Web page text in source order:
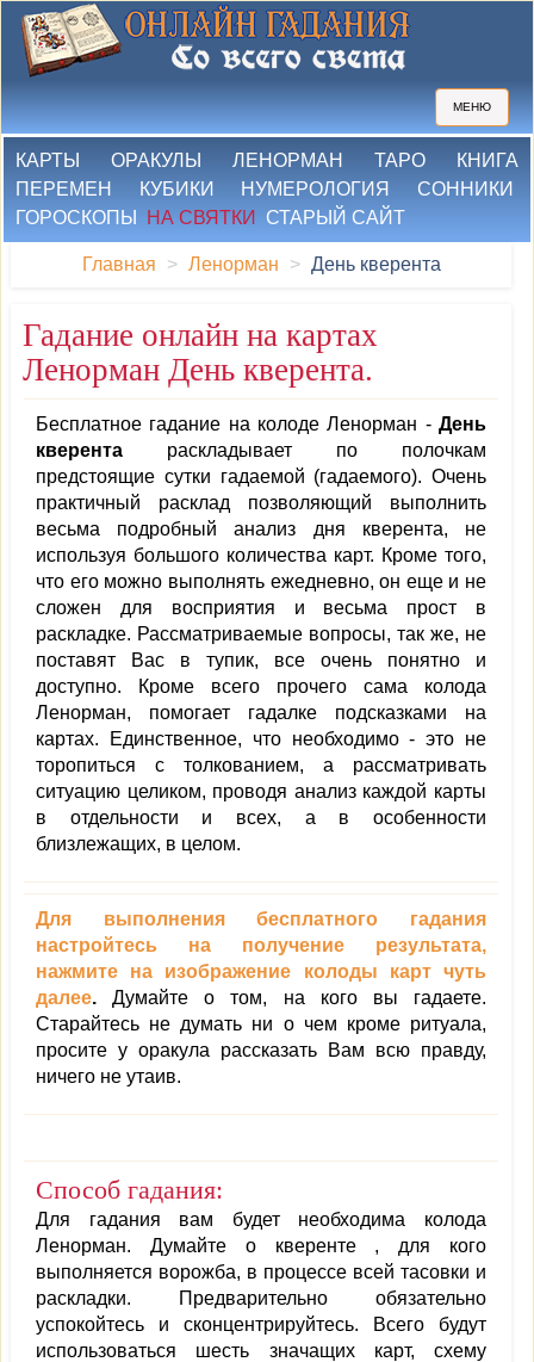
МЕНЮ
КАРТЫ ОРАКУЛЫ ЛЕНОРМАН ТАРО
КНИГА
ПЕРЕМЕН
КУБИКИ НУМЕРОЛОГИЯ
СОННИКИ
ГОРОСКОПЫ
НА СВЯТКИ СТАРЫЙ САЙТ
Главная Ленорман День кверента
Гадание онлайн на картах
Ленорман День кверента.
Бесплатное гадание на колоде Ленорман - День
кверента раскладывает по полочкам
предстоящие сутки гадаемой (гадаемого). Очень
практичный расклад позволяющий выполнить
весьма подробный анализ дня кверента, не
используя большого количества карт. Кроме того,
что его можно выполнять ежедневно, он еще и не
сложен для восприятия и весьма прост в
раскладке. Рассматриваемые вопросы, так же, не
поставят Вас в тупик, все очень понятно и
доступно. Кроме всего прочего сама колода
Ленорман, помогает гадалке подсказками на
картах. Единственное, что необходимо - это не
торопиться с толкованием, а рассматривать
ситуацию целиком, проводя анализ каждой карты
в отдельности и всех, а в особенности
близлежащих, в целом.
Для выполнения бесплатного гадания
настройтесь на получение результата,
нажмите на изображение колоды карт чуть
далее. Думайте о том, на кого вы гадаете.
Старайтесь не думать ни о чем кроме ритуала,
просите у оракула рассказать Вам всю правду,
ничего не утаив.
Способ гадания:
Для гадания вам будет необходима колода
Ленорман. Думайте о кверенте , для кого
выполняется ворожба, в процессе всей тасовки и
раскладки. Предварительно обязательно
успокойтесь и сконцентрируйтесь. Всего будут
использоваться шесть значащих карт, схему